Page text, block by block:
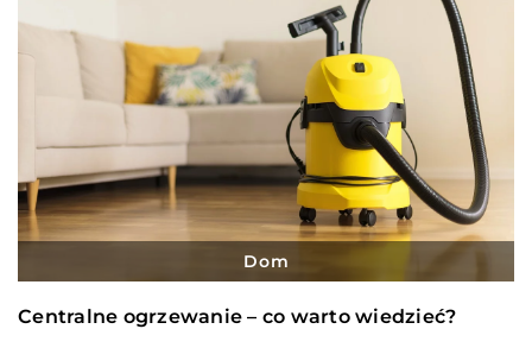
Dom
Centralne ogrzewanie – co warto wiedzieć?